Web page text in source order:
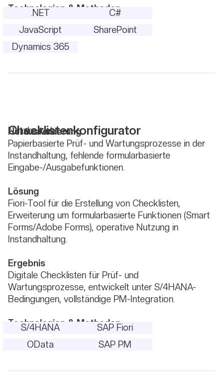
Technologien & Methoden
.NET
C#
JavaScript
SharePoint
Dynamics 365
Checklistenkonfigurator
Netzbetrieb
Herausforderung
Papierbasierte Prüf- und Wartungsprozesse in der
Instandhaltung, fehlende formularbasierte
Eingabe-/Ausgabefunktionen.
Lösung
Fiori-Tool für die Erstellung von Checklisten,
Erweiterung um formularbasierte Funktionen (Smart
Forms/Adobe Forms), operative Nutzung in
Instandhaltung.
Ergebnis
Digitale Checklisten für Prüf- und
Wartungsprozesse, entwickelt unter S/4HANA-
Bedingungen, vollständige PM-Integration.
Technologien & Methoden
S/4HANA
SAP Fiori
OData
SAP PM